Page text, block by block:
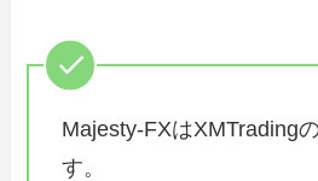
Majesty-FXはXMTrading
す。